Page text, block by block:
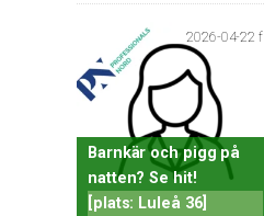
2026-04-22 f
Barnkär och pigg på
natten? Se hit!
[plats: Luleå 36]